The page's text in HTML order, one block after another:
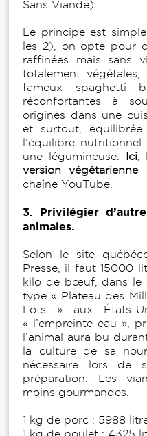
Sans Viande).
Le principe est
les 2), on opte pour
raffinées mais sans
totalement
fameux spaghetti
réconfortantes à
origines dans une
et surtout,
l’équilibre
une légumineuse.
Ici,
version végétarienne
chaîne YouTube.
3. Privilégier
animales.
Selon le site
Presse, il faut 15000
kilo de bœuf, dans le
type « Plateau des
Lots » aux États-
« l’empreinte eau »,
l’animal aura bu
la culture de sa
nécessaire lors de
préparation. Les
moins gourmandes.
1 kg de porc : 5988
1 kg de poulet : 4325